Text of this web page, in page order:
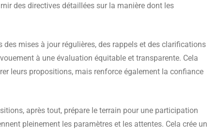
des directives détaillées sur la manière dont les
mises à jour régulières, des rappels et des clarifications
à une évaluation équitable et transparente. Cela
leurs propositions, mais renforce également la confiance
après tout, prépare le terrain pour une participation
pleinement les paramètres et les attentes. Cela crée un